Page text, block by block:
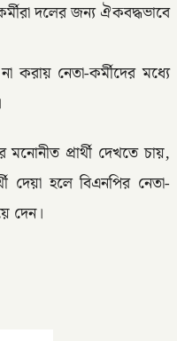
দলের জন্য ঐকবদ্ধভাবে
করায় নেতা-কর্মীদের মধ্যে
প্রার্থী দেখতে চায়,
দেয়া হলে বিএনপির নেতা-
দেন।